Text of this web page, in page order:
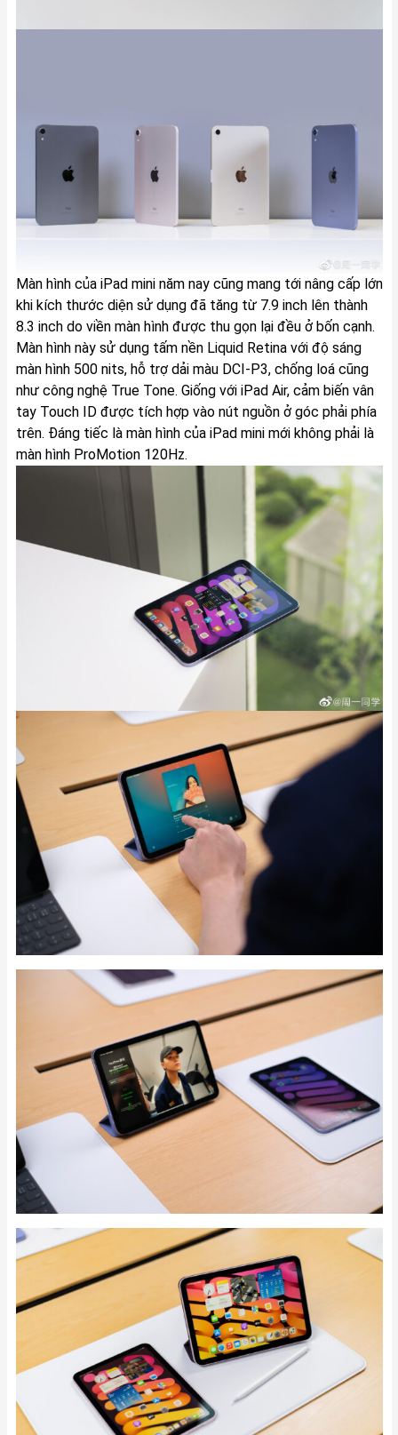
Màn hình của iPad mini năm nay cũng mang tới nâng cấp lớn
khi kích thước diện sử dụng đã tăng từ 7.9 inch lên thành
8.3 inch do viền màn hình được thu gọn lại đều ở bốn cạnh.
Màn hình này sử dụng tấm nền Liquid Retina với độ sáng
màn hình 500 nits, hỗ trợ dải màu DCI-P3, chống loá cũng
như công nghệ True Tone. Giống với iPad Air, cảm biến vân
tay Touch ID được tích hợp vào nút nguồn ở góc phải phía
trên. Đáng tiếc là màn hình của iPad mini mới không phải là
màn hình ProMotion 120Hz.